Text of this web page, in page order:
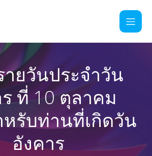
ายวันประจำวัน
ที่ 10 ตุลาคม
รับท่านที่เกิดวัน
อังคาร